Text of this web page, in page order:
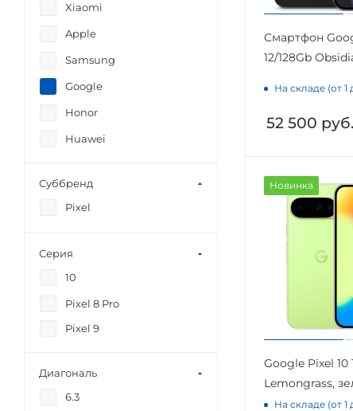
Смартфон
12/128Gb
На складе (от 1
52 500 руб.
Новинка
Google Pixel 10
Lemongrass,
На складе (от 1
Xiaomi
Apple
Samsung
Google
Honor
Huawei
Суббренд
Pixel
Серия
10
Pixel 8 Pro
Pixel 9
Диагональ
6.3